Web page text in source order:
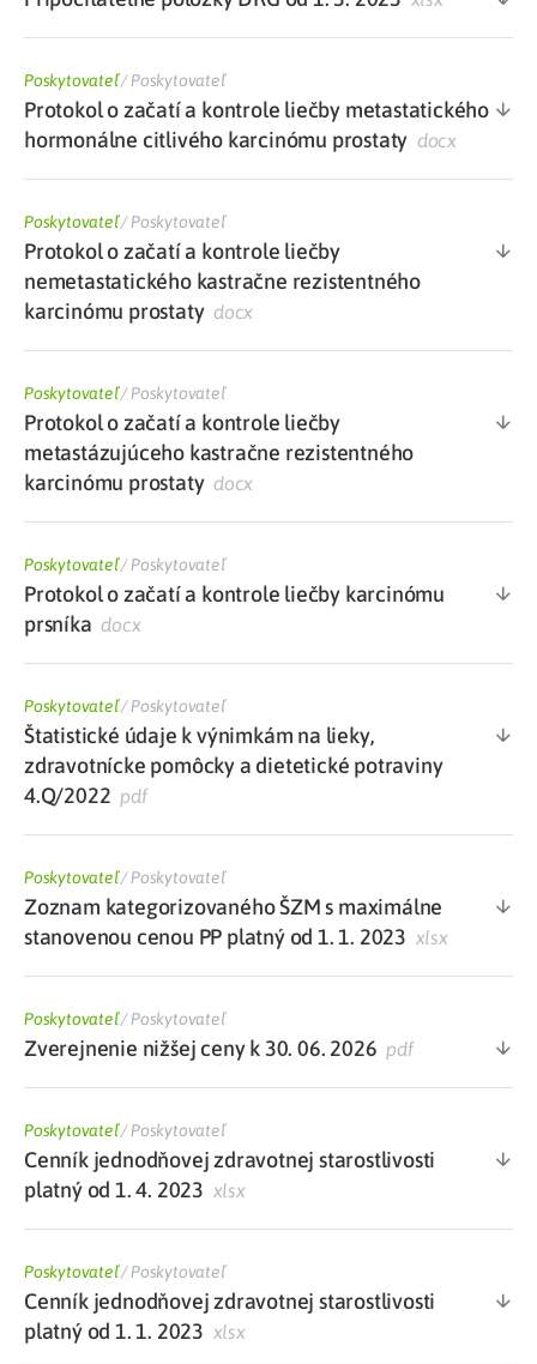
Poskytovateľ/Poskytovateľ
Protokol o začatí a kontrole liečby metastatického
hormonálne citlivého karcinómu prostaty docx
Poskytovateľ/Poskytovateľ
Protokol o začatí a kontrole liečby
nemetastatického kastračne rezistentného
karcinómu prostatydocx
Poskytovateľ/Poskytovateľ
Protokol o začatí a kontrole liečby
metastázujúceho kastračne rezistentného
karcinómu prostatydocx
Poskytovateľ/Poskytovateľ
Protokol o začatí a kontrole liečby karcinómu
prsníka docx
Poskytovateľ/Poskytovateľ
Štatistické údaje k výnimkám na lieky,
zdravotnícke pomôcky a dietetické potraviny
4.Q/2022 pdf
Poskytovateľ/Poskytovateľ
Zoznam kategorizovaného ŠZM s maximálne
stanovenou cenou PP platný od 1. 1. 2023 xlsx
Poskytovateľ/Poskytovateľ
Zverejnenie nižšej ceny k 30. 06. 2026 pdf
Poskytovateľ/Poskytovateľ
Cenník jednodňovej zdravotnej starostlivosti
platný od 1. 4. 2023 xlsx
Poskytovateľ/Poskytovateľ
Cenník jednodňovej zdravotnej starostlivosti
platný od 1. 1. 2023 xlsx